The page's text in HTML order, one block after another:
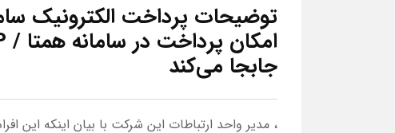
توضیحات پرداخت الکترونیک
جابجا می‌کند